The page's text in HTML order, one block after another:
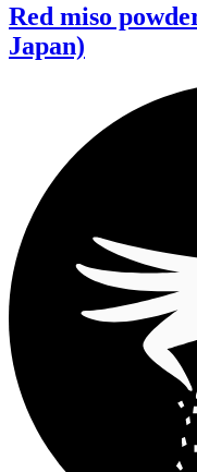
Red miso
Japan)